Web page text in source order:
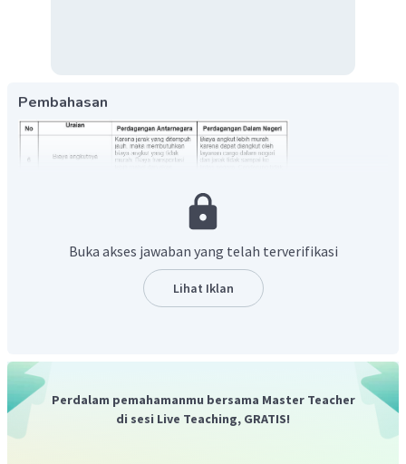
Pembahasan
Buka akses jawaban yang telah terverifikasi
Lihat Iklan
Perdalam pemahamanmu bersama Master Teacher
di sesi Live Teaching, GRATIS!